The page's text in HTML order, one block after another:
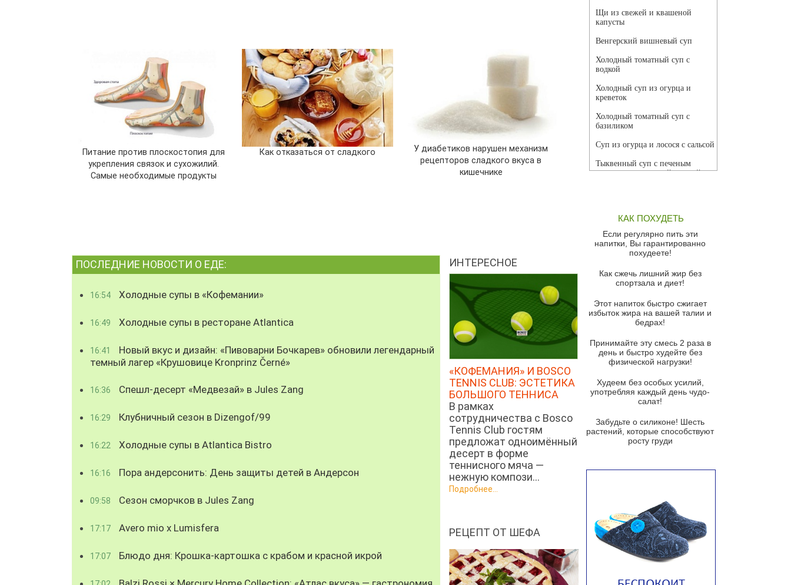
Питание против плоскостопия для
укрепления связок и сухожилий.
Самые необходимые продукты
Как отказаться от сладкого
У диабетиков нарушен механизм
рецепторов сладкого вкуса в
кишечнике
ПОСЛЕДНИЕ НОВОСТИ О ЕДЕ:
16:54 Холодные супы в «Кофемании»
16:49 Холодные супы в ресторане Atlantica
16:41
Новый вкус и дизайн: «Пивоварни Бочкарев» обновили легендарный
темный лагер «Крушовице Kronprinz Černé»
16:36 Спешл-десерт «Медвезай» в Jules Zang
16:29 Клубничный сезон в Dizengof/99
16:22 Холодные супы в Atlantica Bistro
16:16 Пора андерсонить: День защиты детей в Андерсон
09:58 Сезон сморчков в Jules Zang
17:17 Avero mio x Lumisfera
17:07 Блюдо дня: Крошка-картошка с крабом и красной икрой
ИНТЕРЕСНОЕ
«КОФЕМАНИЯ» И BOSCO
TENNIS CLUB: ЭСТЕТИКА
БОЛЬШОГО ТЕННИСА
В рамках
сотрудничества с Bosco
Tennis Club гостям
предложат одноимённый
десерт в форме
теннисного мяча —
нежную компози...
Подробнее...
РЕЦЕПТ ОТ ШЕФА
Щи из свежей и квашеной
капусты
Венгерский вишневый суп
Холодный томатный суп с
водкой
Холодный суп из огурца и
креветок
Холодный томатный суп с
базиликом
Суп из огурца и лосося с сальсой
Тыквенный суп с печеным
чесноком и томатной сальсой
красного перца
Парижский луковый суп
Суп из спаржи и горошка с
Суп-крем из цветной капусты
Французский луковый суп
Суп из баклажанов с моцареллой
Грибной крем-суп с кростини с
козьим сыром
Суп мисо с зеленым луком и
тофу
из рукколы
Португальский чесночный суп с
Ирландский картофельный суп
Суп из пастернака
Пряный морковный суп во время
зимних холодов
КАК ПОХУДЕТЬ
Если регулярно пить эти
напитки, Вы гарантированно
похудеете!
Как сжечь лишний жир без
спортзала и диет!
Этот напиток быстро сжигает
избыток жира на вашей талии и
бедрах!
Принимайте эту смесь 2 раза в
день и быстро худейте без
физической нагрузки!
Худеем без особых усилий,
употребляя каждый день чудо-
салат!
Забудьте о силиконе! Шесть
растений, которые способствуют
росту груди